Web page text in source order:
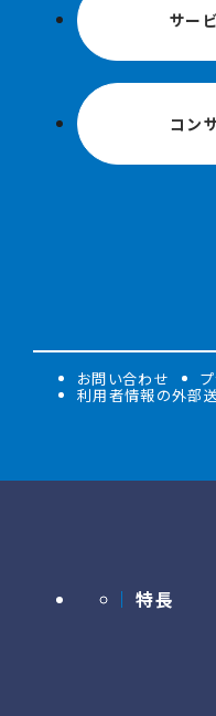
サー
コン
お問い合わせ
利用者情報の外部
特長